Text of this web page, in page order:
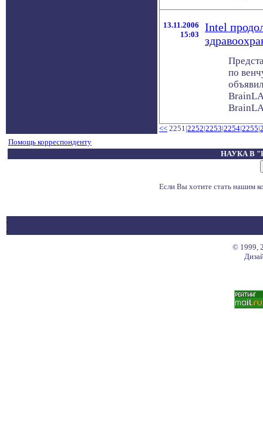
13.11.2006
15:03
Intel
по
<< 2251|2252|2253|2254|2255|
Помощь корреспонденту
НАУКА В
Если Вы хотите стать нашим
© 1999,